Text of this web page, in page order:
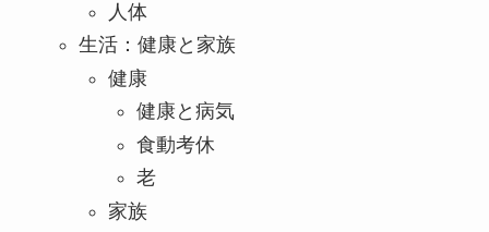
人体
生活：健康と家族
健康
健康と病気
食動考休
老
家族